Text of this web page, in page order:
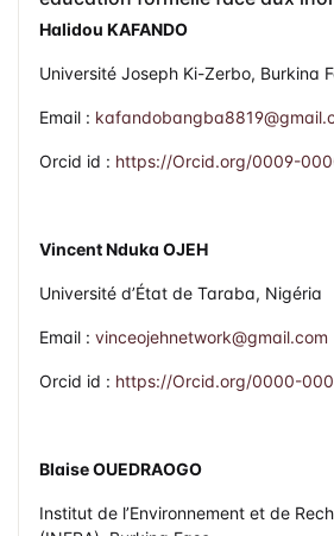
étude transversale auprès
Halidou KAFANDO
Université Joseph Ki-Zerbo, Burkina
Email :
Orcid id : https://Orcid.org/0009-
Vincent Nduka OJEH
Université d’État de Taraba, Nigéria
Email : vinceojehnetwork@gmail.com
Orcid id : https://Orcid.org/0000-
Blaise OUEDRAOGO
Institut de l’Environnement et de